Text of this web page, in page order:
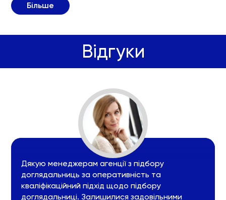
Більше
Відгуки
Дякую менеджерам агенції з підбору
доглядальниць за оперативність та
кваліфікаційний підхід щодо підбору
доглядальниці. Залишилися задовільними